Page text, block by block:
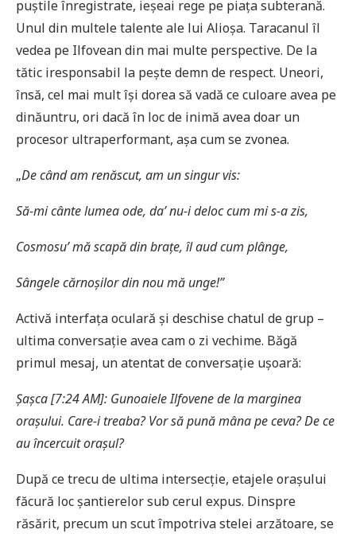
puștile înregistrate, ieșeai rege pe piața subterană.
Unul din multele talente ale lui Alioșa. Taracanul îl
vedea pe Ilfovean din mai multe perspective. De la
tătic iresponsabil la pește demn de respect. Uneori,
însă, cel mai mult își dorea să vadă ce culoare avea pe
dinăuntru, ori dacă în loc de inimă avea doar un
procesor ultraperformant, așa cum se zvonea.
„De când am renăscut, am un singur vis:
Să-mi cânte lumea ode, da’nu-i deloc cum mi s-a zis,
Cosmosu’ mă scapă din brațe, îl aud cum plânge,
Sângele cărnoșilor din nou mă unge!”
Activă interfața oculară și deschise chatul de grup –
ultima conversație avea cam o zi vechime. Băgă
primul mesaj, un atentat de conversație ușoară:
Șașca [7:24 AM]: Gunoaiele Ilfovene de la marginea
orașului. Care-i treaba? Vor să pună mâna pe ceva? De ce
au încercuit orașul?
După ce trecu de ultima intersecție, etajele orașului
făcură loc șantierelor sub cerul expus. Dinspre
răsărit, precum un scut împotriva stelei arzătoare, se